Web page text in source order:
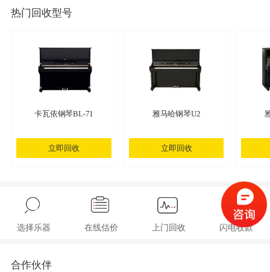
热门回收型号
卡瓦依钢琴BL-71
立即回收
雅马哈钢琴U2
立即回收
选择乐器 在线估价 上门回收 闪电收款
合作伙伴